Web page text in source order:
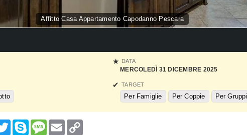
Affitto Casa Appartamento Capodanno Pescara
DATA
MERCOLEDÌ 31 DICEMBRE 2025
TARGET
Per Famiglie Per Coppie Per Gruppi
TwitterSkypeMessage
Email